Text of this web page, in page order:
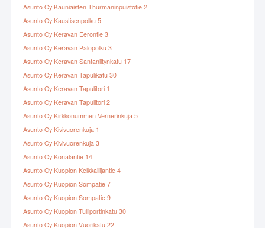
Asunto Oy Kauniaisten Thurmaninpuistotie 2
Asunto Oy Kaustisenpolku 5
Asunto Oy Keravan Eerontie 3
Asunto Oy Keravan Palopolku 3
Asunto Oy Keravan Santaniitynkatu 17
Asunto Oy Keravan Tapulikatu 30
Asunto Oy Keravan Tapulitori 1
Asunto Oy Keravan Tapulitori 2
Asunto Oy Kirkkonummen Vernerinkuja 5
Asunto Oy Kivivuorenkuja 1
Asunto Oy Kivivuorenkuja 3
Asunto Oy Konalantie 14
Asunto Oy Kuopion Kelkkailijantie 4
Asunto Oy Kuopion Sompatie 7
Asunto Oy Kuopion Sompatie 9
Asunto Oy Kuopion Tulliportinkatu 30
Asunto Oy Kuopion Vuorikatu 22